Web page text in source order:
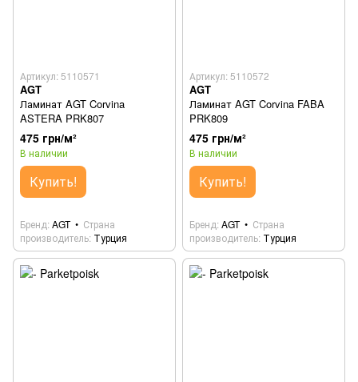
Артикул: 5110571
AGT
Ламинат AGT Corvina
ASTERA PRK807
475 грн/м²
В наличии
Купить!
Бренд AGT
Страна
производитель Турция
Артикул: 5110572
AGT
Ламинат AGT Corvina FABA
PRK809
475 грн/м²
В наличии
Купить!
Бренд AGT
Страна
производитель Турция